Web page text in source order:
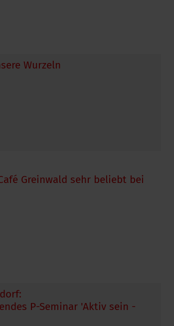
Wurzeln
Greinwald sehr beliebt bei
P-Seminar 'Aktiv sein -